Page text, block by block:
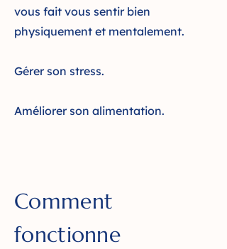
vous fait vous sentir bien
physiquement et mentalement.
Gérer son stress.
Améliorer son alimentation.
Comment
fonctionne